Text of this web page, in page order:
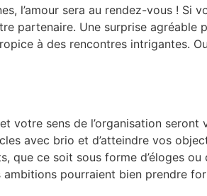
l’amour sera au rendez-vous !
partenaire. Une surprise agréable
à des rencontres intrigantes.
votre sens de l’organisation
avec brio et d’atteindre vos
que ce soit sous forme d’éloges
pourraient bien prendre